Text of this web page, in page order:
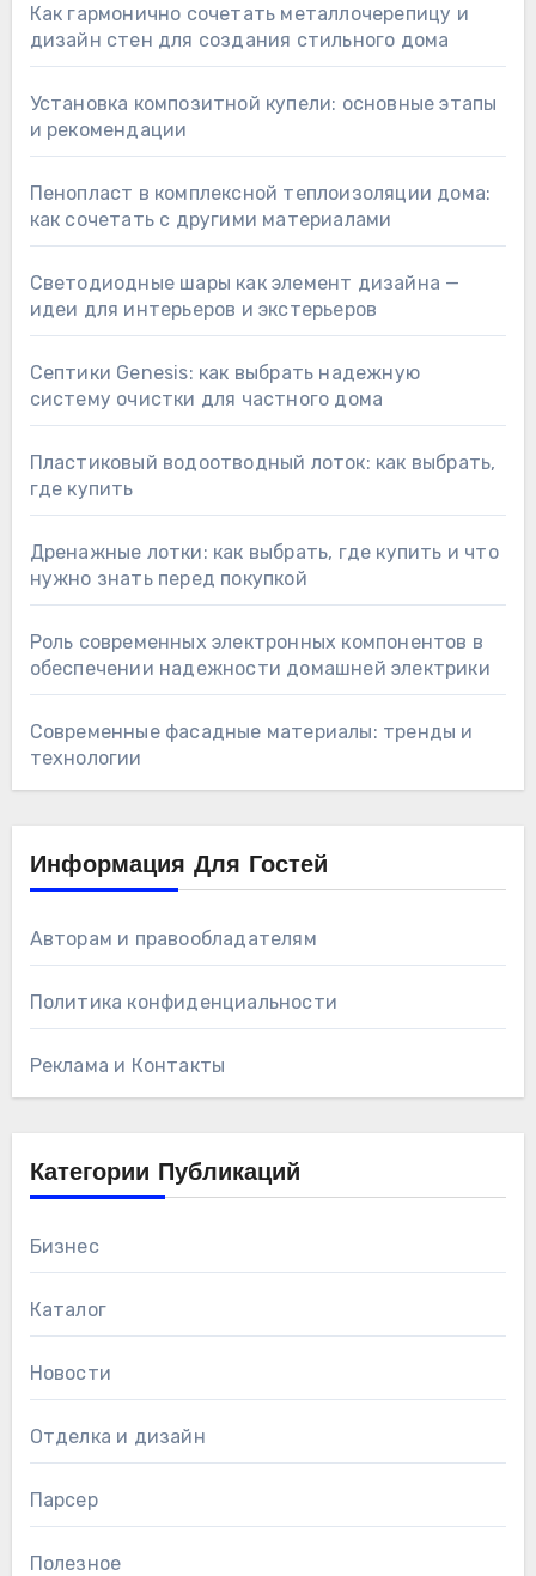
Как гармонично сочетать металлочерепицу и
дизайн стен для создания стильного дома
Установка композитной купели: основные этапы
и рекомендации
Пенопласт в комплексной теплоизоляции дома:
как сочетать с другими материалами
Светодиодные шары как элемент дизайна —
идеи для интерьеров и экстерьеров
Септики Genesis: как выбрать надежную
систему очистки для частного дома
Пластиковый водоотводный лоток: как выбрать,
где купить
Дренажные лотки: как выбрать, где купить и что
нужно знать перед покупкой
Роль современных электронных компонентов в
обеспечении надежности домашней электрики
Современные фасадные материалы: тренды и
технологии
Информация Для Гостей
Авторам и правообладателям
Политика конфиденциальности
Реклама и Контакты
Категории Публикаций
Бизнес
Каталог
Новости
Отделка и дизайн
Парсер
Полезное